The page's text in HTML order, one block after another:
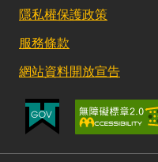
隱私權保護政策
服務條款
網站資料開放宣告